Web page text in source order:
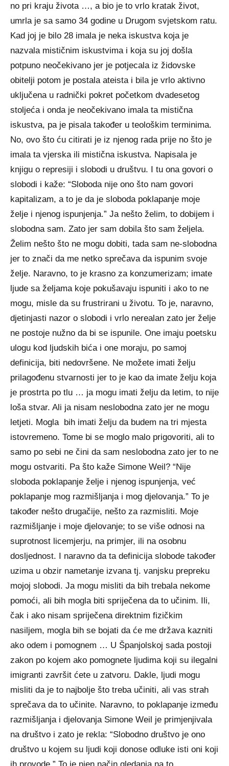
no pri kraju života …, a bio je to vrlo kratak život,
umrla je sa samo 34 godine u Drugom svjetskom ratu.
Kad joj je bilo 28 imala je neka iskustva koja je
nazvala mističnim iskustvima i koja su joj došla
potpuno neočekivano jer je potjecala iz židovske
obitelji potom je postala ateista i bila je vrlo aktivno
uključena u radnički pokret početkom dvadesetog
stoljeća i onda je neočekivano imala ta mistična
iskustva, pa je pisala također u teološkim terminima.
No, ovo što ću citirati je iz njenog rada prije no što je
imala ta vjerska ili mistična iskustva. Napisala je
knjigu o represiji i slobodi u društvu. I tu ona govori o
slobodi i kaže: “Sloboda nije ono što nam govori
kapitalizam, a to je da je sloboda poklapanje moje
želje i njenog ispunjenja.” Ja nešto želim, to dobijem i
slobodna sam. Zato jer sam dobila što sam željela.
Želim nešto što ne mogu dobiti, tada sam ne-slobodna
jer to znači da me netko sprečava da ispunim svoje
želje. Naravno, to je krasno za konzumerizam; imate
ljude sa željama koje pokušavaju ispuniti i ako to ne
mogu, misle da su frustrirani u životu. To je, naravno,
djetinjasti nazor o slobodi i vrlo nerealan zato jer želje
ne postoje nužno da bi se ispunile. One imaju poetsku
ulogu kod ljudskih bića i one moraju, po samoj
definicija, biti nedovršene. Ne možete imati želju
prilagođenu stvarnosti jer to je kao da imate želju koja
je prostrta po tlu … ja mogu imati želju da letim, to nije
loša stvar. Ali ja nisam neslobodna zato jer ne mogu
letjeti. Mogla bih imati želju da budem na tri mjesta
istovremeno. Tome bi se moglo malo prigovoriti, ali to
samo po sebi ne čini da sam neslobodna zato jer to ne
mogu ostvariti. Pa što kaže Simone Weil? “Nije
sloboda poklapanje želje i njenog ispunjenja, već
poklapanje mog razmišljanja i mog djelovanja.” To je
također nešto drugačije, nešto za razmisliti. Moje
razmišljanje i moje djelovanje; to se više odnosi na
suprotnost licemjerju, na primjer, ili na osobnu
dosljednost. I naravno da ta definicija slobode također
uzima u obzir nametanje izvana tj. vanjsku prepreku
mojoj slobodi. Ja mogu misliti da bih trebala nekome
pomoći, ali bih mogla biti spriječena da to učinim. Ili,
čak i ako nisam spriječena direktnim fizičkim
nasiljem, mogla bih se bojati da će me država kazniti
ako odem i pomognem … U Španjolskoj sada postoji
zakon po kojem ako pomognete ljudima koji su ilegalni
imigranti završit ćete u zatvoru. Dakle, ljudi mogu
misliti da je to najbolje što treba učiniti, ali vas strah
sprečava da to učinite. Naravno, to poklapanje između
razmišljanja i djelovanja Simone Weil je primjenjivala
na društvo i zato je rekla: “Slobodno društvo je ono
društvo u kojem su ljudi koji donose odluke isti oni koji